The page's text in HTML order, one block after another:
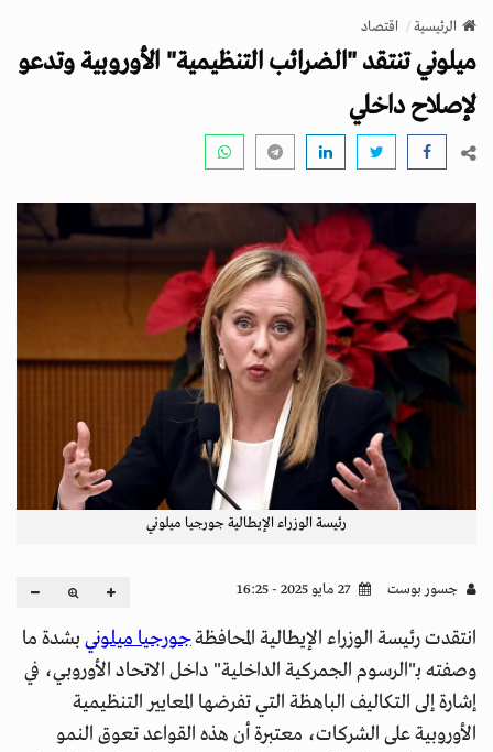
v
i
g
a
n
الرئيسية اقتصاد
ميلوني تنتقد "الضرائب التنظيمية" الأوروبية وتدعو
لإصلاح داخلي
رئيسة الوزراء الإيطالية جورجيا ميلوني
جسور بوست 27 مايو 2025 - 16:25
انتقدت رئيسة الوزراء الإيطالية المحافظةجورجيا ميلوني بشدة ما
وصفته بـ"الرسوم الجمركية الداخلية" داخل الاتحاد الأوروبي، في
إشارة إلى التكاليف الباهظة التي تفرضها المعايير التنظيمية
الأوروبية على الشركات، معتبرة أن هذه القواعد تعوق النمو